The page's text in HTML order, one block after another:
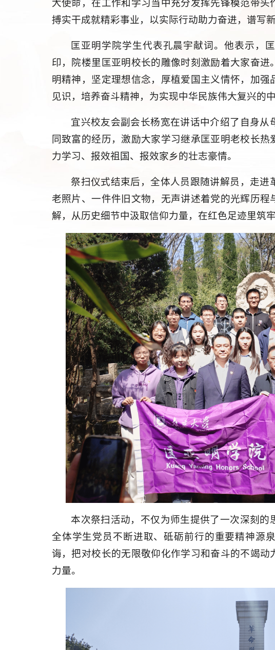
大使命，在工作和学习当中充分发挥先锋模范带
搏实干成就精彩事业，以实际行动助力奋进，谱写新
匡亚明学院学生代表孔晨宇献词。他表示，
印，院楼里匡亚明校长的雕像时刻激励着大家奋
明精神，坚定理想信念，厚植爱国主义情怀，加
见识，培养奋斗精神，为实现中华民族伟大复兴的
宜兴校友会副会长杨宽在讲话中介绍了自身
同致富的经历，激励大家学习继承匡亚明老校长
力学习、报效祖国、报效家乡的壮志豪情。
祭扫仪式结束后，全体人员跟随讲解员，走
老照片、一件件旧文物，无声讲述着党的光辉历
解，从历史细节中汲取信仰力量，在红色足迹里筑牢
本次祭扫活动，不仅为师生提供了一次深刻
全体学生党员不断进取、砥砺前行的重要精神源
诲，把对校长的无限敬仰化作学习和奋斗的不竭
力量。